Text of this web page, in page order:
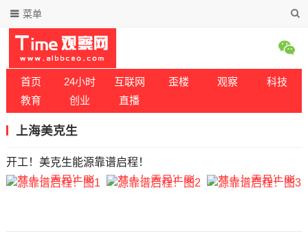
菜单
首页 24小时 互联网 歪楼 观察
科技
教育
创业 直播
上海美克生
开工！美克生能源靠谱启程！